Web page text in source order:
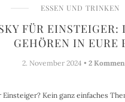
ESSEN UND TRINKEN
FÜR EINSTEIGER:
GEHÖREN IN EURE
2. November 2024 • 2
Einsteiger? Kein ganz einfaches